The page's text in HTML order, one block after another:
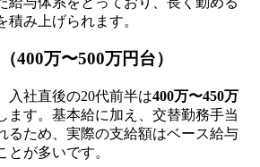
積み上げられます。
400万〜500万円台）
入社直後の20代前半は400万〜450万
ます。基本給に加え、交替勤務手当
るため、実際の支給額はベース給与
とが多いです。